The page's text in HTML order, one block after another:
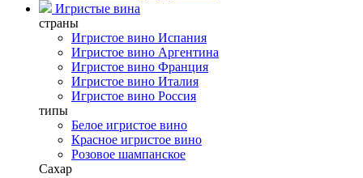
Игристые вина
страны
Игристое вино Испания
Игристое вино Аргентина
Игристое вино Франция
Игристое вино Италия
Игристое вино Россия
типы
Белое игристое вино
Красное игристое вино
Розовое шампанское
Сахар